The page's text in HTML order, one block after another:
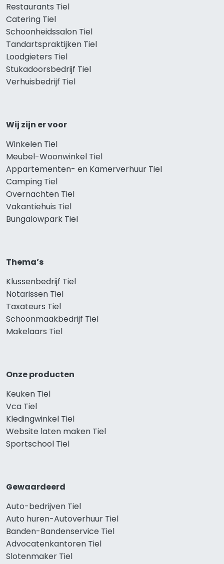
Restaurants Tiel
Catering Tiel
Schoonheidssalon Tiel
Tandartspraktijken Tiel
Loodgieters Tiel
Stukadoorsbedrijf Tiel
Verhuisbedrijf Tiel
Wij zijn er voor
Winkelen Tiel
Meubel-Woonwinkel Tiel
Appartementen- en Kamerverhuur Tiel
Camping Tiel
Overnachten Tiel
Vakantiehuis Tiel
Bungalowpark Tiel
Thema’s
Klussenbedrijf Tiel
Notarissen Tiel
Taxateurs Tiel
Schoonmaakbedrijf Tiel
Makelaars Tiel
Onze producten
Keuken Tiel
Vca Tiel
Kledingwinkel Tiel
Website laten maken Tiel
Sportschool Tiel
Gewaardeerd
Auto-bedrijven Tiel
Auto huren-Autoverhuur Tiel
Banden-Bandenservice Tiel
Advocatenkantoren Tiel
Slotenmaker Tiel